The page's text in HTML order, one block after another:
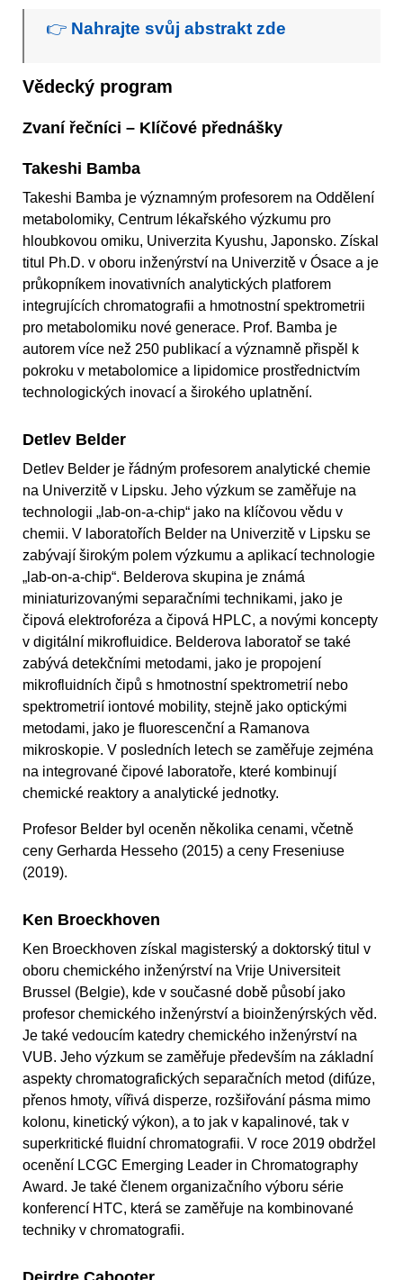
👉 Nahrajte svůj abstrakt zde
Vědecký program
Zvaní řečníci – Klíčové přednášky
Takeshi Bamba
Takeshi Bamba je významným profesorem na Oddělení
metabolomiky, Centrum lékařského výzkumu pro
hloubkovou omiku, Univerzita Kyushu, Japonsko. Získal
titul Ph.D. v oboru inženýrství na Univerzitě v Ósace a je
průkopníkem inovativních analytických platforem
integrujících chromatografii a hmotnostní spektrometrii
pro metabolomiku nové generace. Prof. Bamba je
autorem více než 250 publikací a významně přispěl k
pokroku v metabolomice a lipidomice prostřednictvím
technologických inovací a širokého uplatnění.
Detlev Belder
Detlev Belder je řádným profesorem analytické chemie
na Univerzitě v Lipsku. Jeho výzkum se zaměřuje na
technologii „lab-on-a-chip“ jako na klíčovou vědu v
chemii. V laboratořích Belder na Univerzitě v Lipsku se
zabývají širokým polem výzkumu a aplikací technologie
„lab-on-a-chip“. Belderova skupina je známá
miniaturizovanými separačními technikami, jako je
čipová elektroforéza a čipová HPLC, a novými koncepty
v digitální mikrofluidice. Belderova laboratoř se také
zabývá detekčními metodami, jako je propojení
mikrofluidních čipů s hmotnostní spektrometrií nebo
spektrometrií iontové mobility, stejně jako optickými
metodami, jako je fluorescenční a Ramanova
mikroskopie. V posledních letech se zaměřuje zejména
na integrované čipové laboratoře, které kombinují
chemické reaktory a analytické jednotky.
Profesor Belder byl oceněn několika cenami, včetně
ceny Gerharda Hesseho (2015) a ceny Freseniuse
(2019).
Ken Broeckhoven
Ken Broeckhoven získal magisterský a doktorský titul v
oboru chemického inženýrství na Vrije Universiteit
Brussel (Belgie), kde v současné době působí jako
profesor chemického inženýrství a bioinženýrských věd.
Je také vedoucím katedry chemického inženýrství na
VUB. Jeho výzkum se zaměřuje především na základní
aspekty chromatografických separačních metod (difúze,
přenos hmoty, vířivá disperze, rozšiřování pásma mimo
kolonu, kinetický výkon), a to jak v kapalinové, tak v
superkritické fluidní chromatografii. V roce 2019 obdržel
ocenění LCGC Emerging Leader in Chromatography
Award. Je také členem organizačního výboru série
konferencí HTC, která se zaměřuje na kombinované
techniky v chromatografii.